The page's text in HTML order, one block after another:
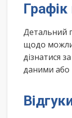
Детальний
щодо
дізнатися
даними або